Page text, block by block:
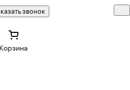
звонок
Корзина